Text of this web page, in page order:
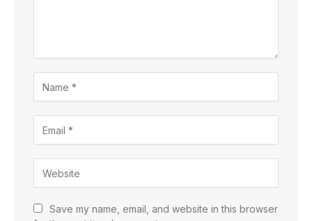
Save my name, email, and website in this browser